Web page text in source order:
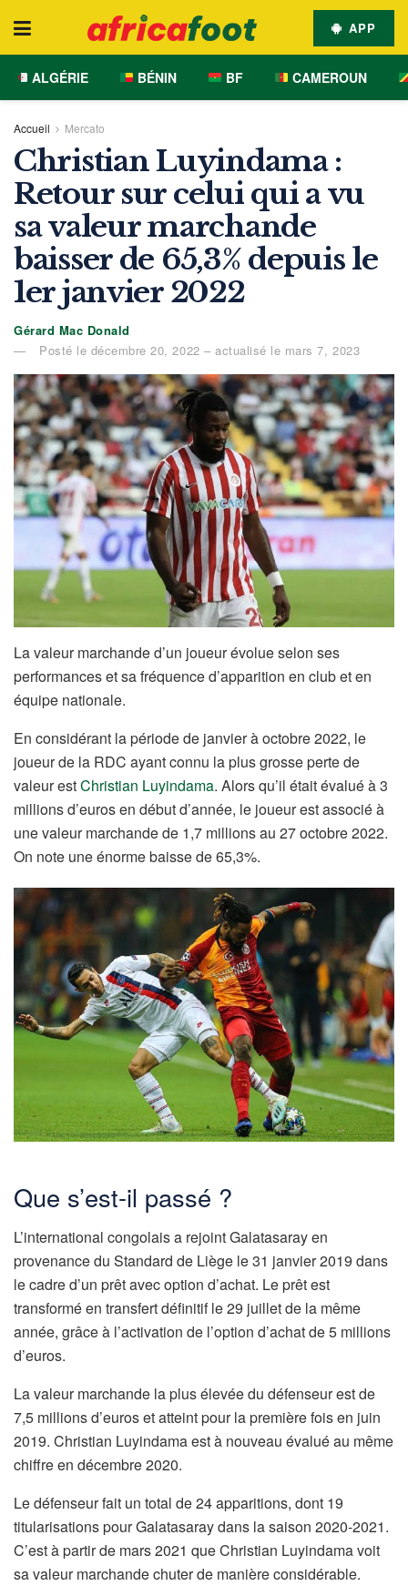
APP
ALGÉRIE BÉNIN BF CAMEROUN
Accueil Mercato
Christian Luyindama :
Retour sur celui qui a vu
sa valeur marchande
baisser de 65,3% depuis le
1er janvier 2022
Gérard Mac Donald
Posté le décembre 20, 2022 – actualisé le mars 7, 2023
La valeur marchande d’un joueur évolue selon ses
performances et sa fréquence d’apparition en club et en
équipe nationale.
En considérant la période de janvier à octobre 2022, le
joueur de la RDC ayant connu la plus grosse perte de
valeur estChristian Luyindama. Alors qu’il était évalué à 3
millions d’euros en début d’année, le joueur est associé à
une valeur marchande de 1,7 millions au 27 octobre 2022.
On note une énorme baisse de 65,3%.
Que s’est-il passé ?
L’international congolais a rejoint Galatasaray en
provenance du Standard de Liège le 31 janvier 2019 dans
le cadre d’un prêt avec option d’achat. Le prêt est
transformé en transfert définitif le 29 juillet de la même
année, grâce à l’activation de l’option d’achat de 5 millions
d’euros.
La valeur marchande la plus élevée du défenseur est de
7,5 millions d’euros et atteint pour la première fois en juin
2019. Christian Luyindama est à nouveau évalué au même
chiffre en décembre 2020.
Le défenseur fait un total de 24 apparitions, dont 19
titularisations pour Galatasaray dans la saison 2020-2021.
C’est à partir de mars 2021 que Christian Luyindama voit
sa valeur marchande chuter de manière considérable.